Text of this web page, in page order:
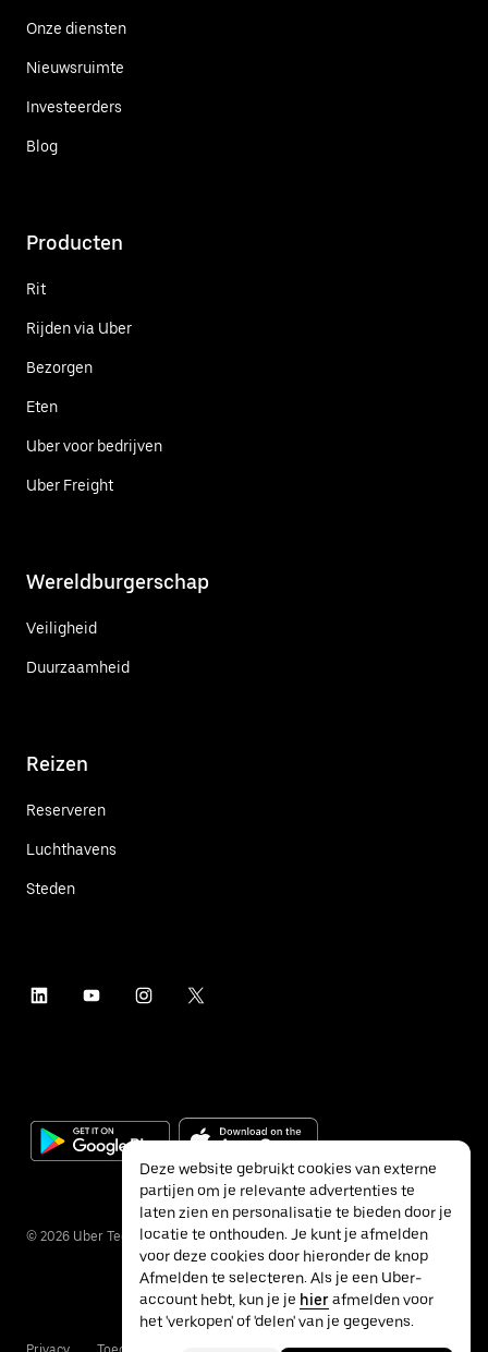
Onze diensten
Nieuwsruimte
Investeerders
Blog
Producten
Rit
Rijden via Uber
Bezorgen
Eten
Uber voor bedrijven
Uber Freight
Wereldburgerschap
Veiligheid
Duurzaamheid
Reizen
Reserveren
Luchthavens
Steden
© 2026 Uber Technologies Inc.
Deze website gebruikt cookies van externe
partijen om je relevante advertenties te
laten zien en personalisatie te bieden door je
locatie te onthouden. Je kunt je afmelden
voor deze cookies door hieronder de knop
Afmelden te selecteren. Als je een Uber-
account hebt, kun je je hierafmelden voor
het 'verkopen' of 'delen' van je gegevens.